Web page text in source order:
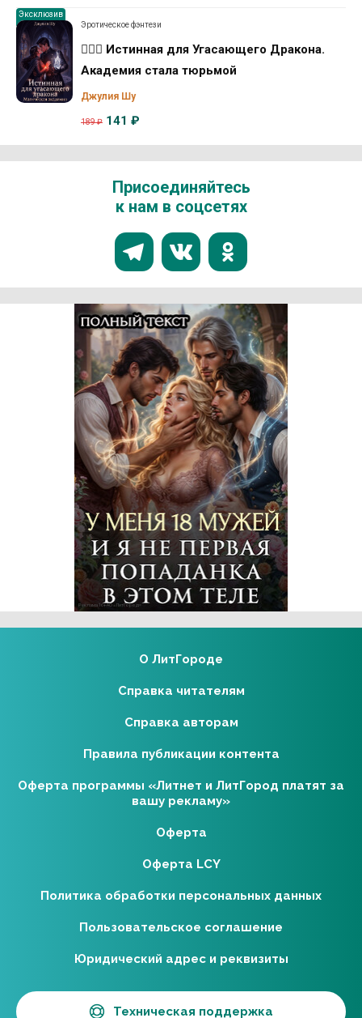
Эксклюзив
Эротическое фэнтези
❤️‍🔥🐉 Истинная для Угасающего Дракона.
Академия стала тюрьмой
Джулия Шу
189 ₽ 141 ₽
Присоединяйтесь
к нам в соцсетях
Реклама 16+ АО «ЛитГород»
О ЛитГороде
Справка читателям
Справка авторам
Правила публикации контента
Оферта программы «Литнет и ЛитГород платят за
вашу рекламу»
Оферта
Оферта LCY
Политика обработки персональных данных
Пользовательское соглашение
Юридический адрес и реквизиты
Техническая поддержка